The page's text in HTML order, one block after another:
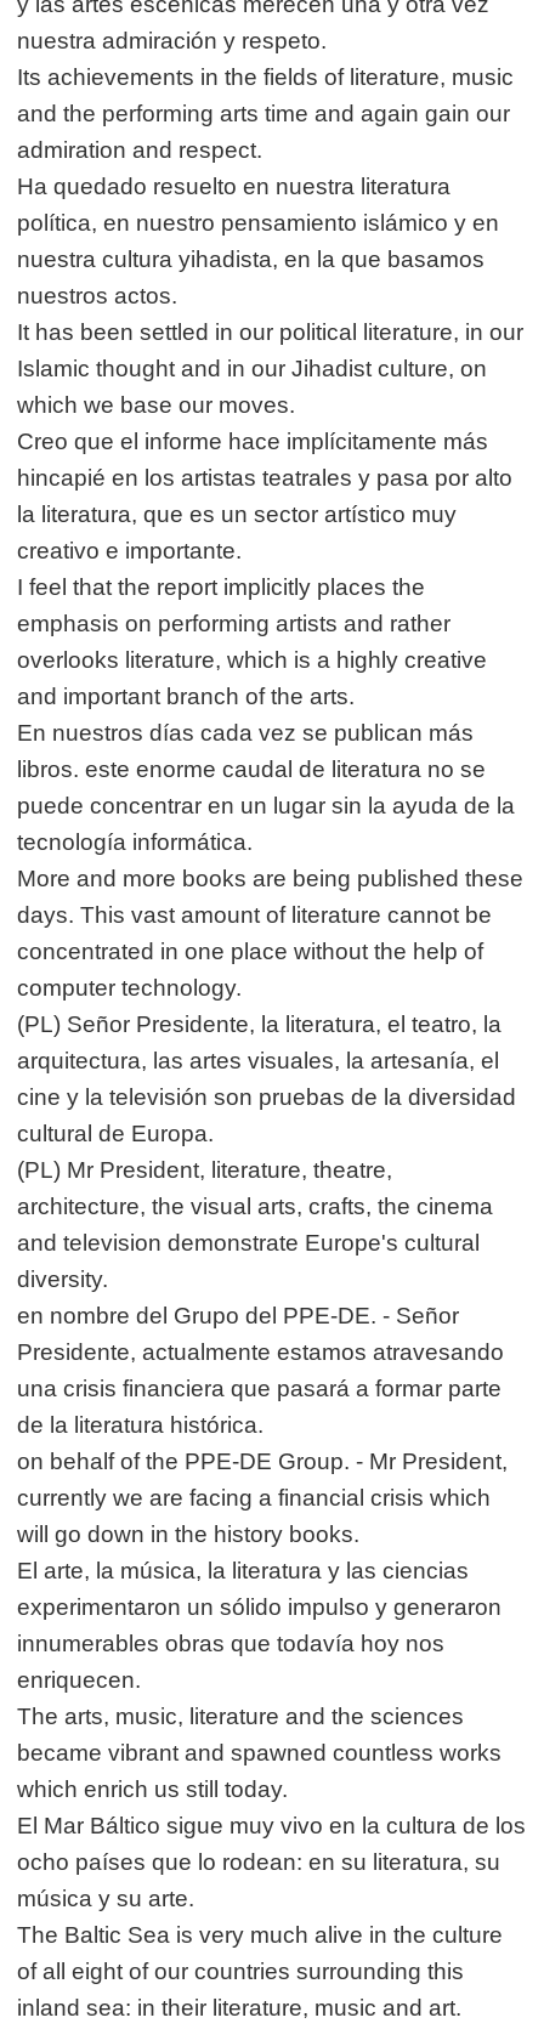
nuestra admiración y respeto.
Its achievements in the fields of literature, music
and the performing arts time and again gain our
admiration and respect.
Ha quedado resuelto en nuestra literatura
política, en nuestro pensamiento islámico y en
nuestra cultura yihadista, en la que basamos
nuestros actos.
It has been settled in our political literature, in our
Islamic thought and in our Jihadist culture, on
which we base our moves.
Creo que el informe hace implícitamente más
hincapié en los artistas teatrales y pasa por alto
la literatura, que es un sector artístico muy
creativo e importante.
I feel that the report implicitly places the
emphasis on performing artists and rather
overlooks literature, which is a highly creative
and important branch of the arts.
En nuestros días cada vez se publican más
libros. este enorme caudal de literatura no se
puede concentrar en un lugar sin la ayuda de la
tecnología informática.
More and more books are being published these
days. This vast amount of literature cannot be
concentrated in one place without the help of
computer technology.
(PL) Señor Presidente, la literatura, el teatro, la
arquitectura, las artes visuales, la artesanía, el
cine y la televisión son pruebas de la diversidad
cultural de Europa.
(PL) Mr President, literature, theatre,
architecture, the visual arts, crafts, the cinema
and television demonstrate Europe's cultural
diversity.
en nombre del Grupo del PPE-DE. - Señor
Presidente, actualmente estamos atravesando
una crisis financiera que pasará a formar parte
de la literatura histórica.
on behalf of the PPE-DE Group. - Mr President,
currently we are facing a financial crisis which
will go down in the history books.
El arte, la música, la literatura y las ciencias
experimentaron un sólido impulso y generaron
innumerables obras que todavía hoy nos
enriquecen.
The arts, music, literature and the sciences
became vibrant and spawned countless works
which enrich us still today.
El Mar Báltico sigue muy vivo en la cultura de los
ocho países que lo rodean: en su literatura, su
música y su arte.
The Baltic Sea is very much alive in the culture
of all eight of our countries surrounding this
inland sea: in their literature, music and art.